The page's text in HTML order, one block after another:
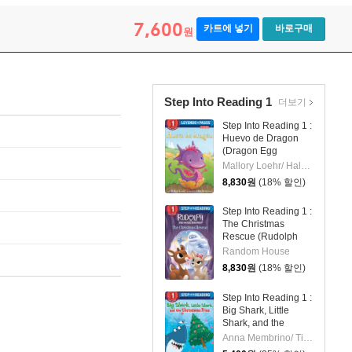
7,600원 카트에 넣기 바로구매
Step Into Reading 1
Step Into Reading 1 :
Huevo de Dragon
(Dragon Egg
Spanish Edition)
Mallory Loehr/ Hala Wittwer (ILT)
8,830원 (18% 할인)
Step Into Reading 1 :
The Christmas
Rescue (Rudolph
the Red-Nosed
Reindeer)
Random House
8,830원 (18% 할인)
Step Into Reading 1 :
Big Shark, Little
Shark, and the
Christmas Tree
Anna Membrino/ Tim Budgen (ILT)
더보기